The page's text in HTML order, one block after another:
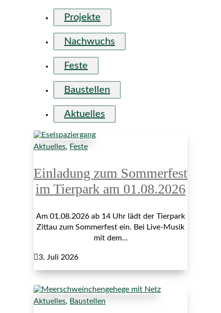
Projekte
Nachwuchs
Feste
Baustellen
Aktuelles
Aktuelles, Feste
Einladung zum Sommerfest
im Tierpark am 01.08.2026
Am 01.08.2026 ab 14 Uhr lädt der Tierpark
Zittau zum Sommerfest ein. Bei Live-Musik
mit dem...
3. Juli 2026
Aktuelles, Baustellen